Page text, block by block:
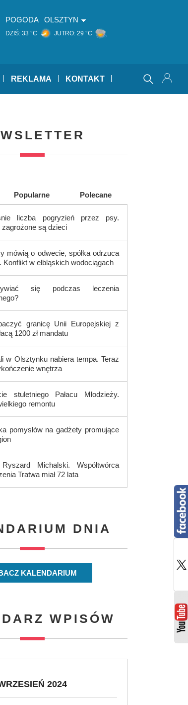
POGODA OLSZTYN
DZIŚ: 33 °C JUTRO: 29 °C
REKLAMA KONTAKT
Popularne Polecane
liczba pogryzień przez psy.
zagrożone są dzieci
mówią o odwecie, spółka odrzuca
Konflikt w elbląskich wodociągach
się podczas leczenia
granicę Unii Europejskiej z
1200 zł mandatu
w Olsztynku nabiera tempa. Teraz
wnętrza
stuletniego Pałacu Młodzieży.
remontu
pomysłów na gadżety promujące
Michalski. Współtwórca
Tratwa miał 72 lata
DNIA
KALENDARIUM
WPISÓW
2024